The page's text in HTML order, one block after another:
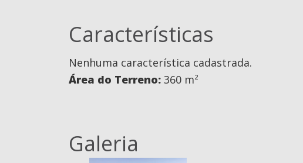
Características
Nenhuma característica cadastrada.
Área do Terreno: 360 m²
Galeria